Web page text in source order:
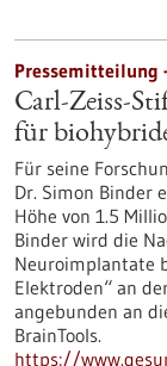
Pressemitteilung
Carl-Zeiss-
für
Für seine
Dr. Simon Binder
Höhe von 1.5
Binder wird die
Neuroimplantate
Elektroden“ an
angebunden an
BrainTools.
https://